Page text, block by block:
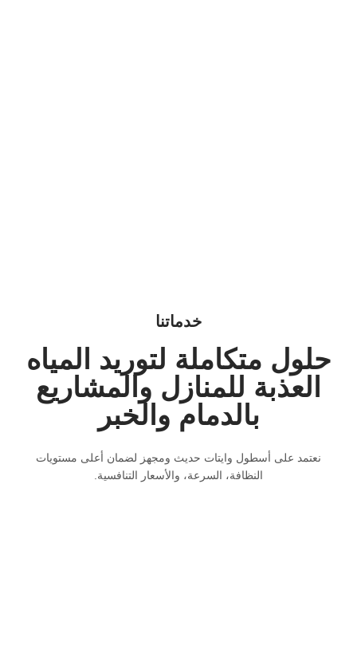
خدماتنا
حلول متكاملة لتوريد المياه
العذبة للمنازل والمشاريع
بالدمام والخبر
نعتمد على أسطول وايتات حديث ومجهز لضمان أعلى مستويات
النظافة، السرعة، والأسعار التنافسية.